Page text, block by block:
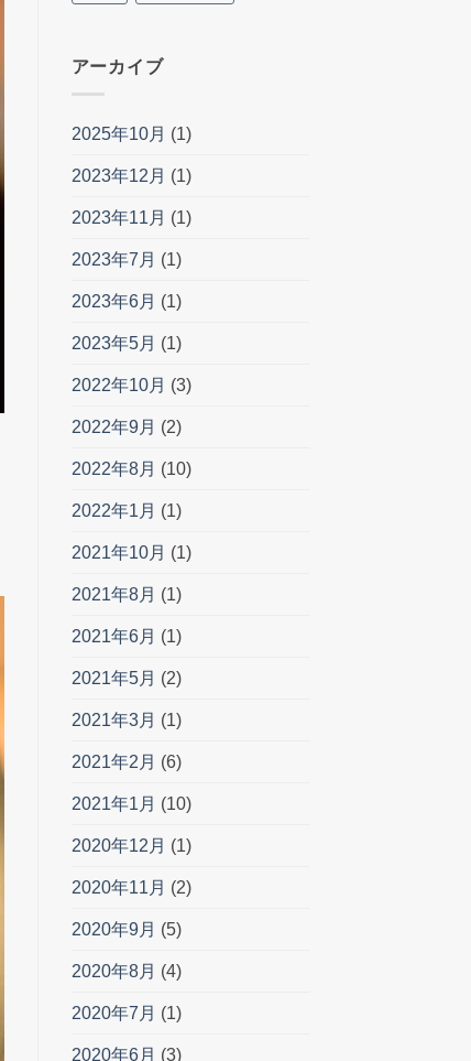
アーカイブ
2025年10月 (1)
2023年12月 (1)
2023年11月 (1)
2023年7月 (1)
2023年6月 (1)
2023年5月 (1)
2022年10月 (3)
2022年9月 (2)
2022年8月 (10)
2022年1月 (1)
2021年10月 (1)
2021年8月 (1)
2021年6月 (1)
2021年5月 (2)
2021年3月 (1)
2021年2月 (6)
2021年1月 (10)
2020年12月 (1)
2020年11月 (2)
2020年9月 (5)
2020年8月 (4)
2020年7月 (1)
2020年6月 (3)